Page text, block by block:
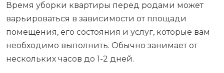
Время уборки квартиры перед родами может
варьироваться в зависимости от площади
помещения, его состояния и услуг, которые вам
необходимо выполнить. Обычно занимает от
нескольких часов до 1-2 дней.